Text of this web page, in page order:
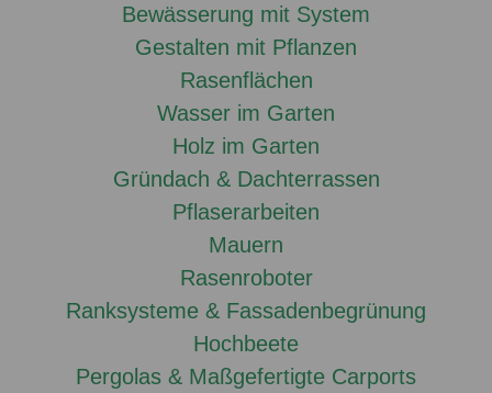
Bewässerung mit System
Gestalten mit Pflanzen
Rasenflächen
Wasser im Garten
Holz im Garten
Gründach & Dachterrassen
Pflaserarbeiten
Mauern
Rasenroboter
Ranksysteme & Fassadenbegrünung
Hochbeete
Pergolas & Maßgefertigte Carports